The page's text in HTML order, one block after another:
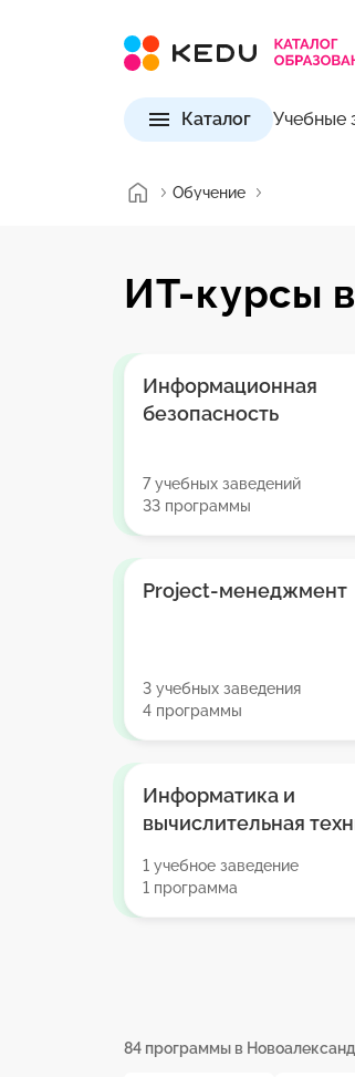
Каталог Учебные
Обучение
ИТ-курсы
Информационная
безопасность
7 учебных заведений
33 программы
Project-менеджмент
3 учебных заведения
4 программы
Информатика и
вычислительная
1 учебное заведение
1 программа
84 программы в